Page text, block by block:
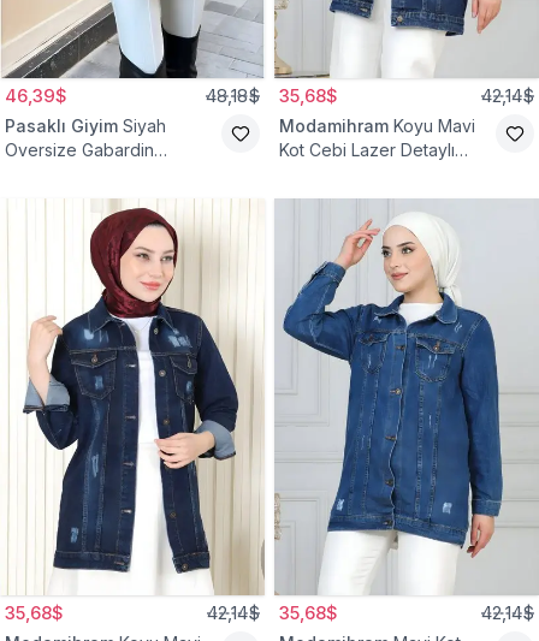
46,39$ 48,18$
Pasaklı Giyim Siyah
Oversize Gabardin
35,68$ 42,14$
Modamihram Koyu Mavi
Kot Cebi Lazer Detaylı
35,68$ 42,14$ 35,68$ 42,14$